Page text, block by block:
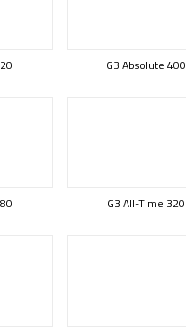
G3 Absolute 400
G3 All-Time 320